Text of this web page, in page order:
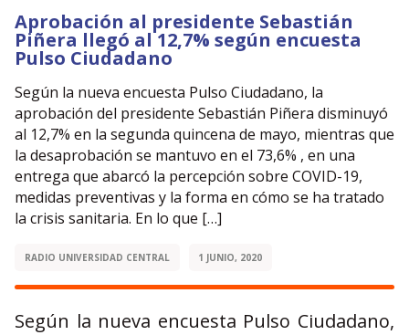
Aprobación al presidente Sebastián
Piñera llegó al 12,7% según encuesta
Pulso Ciudadano
Según la nueva encuesta Pulso Ciudadano, la
aprobación del presidente Sebastián Piñera disminuyó
al 12,7% en la segunda quincena de mayo, mientras que
la desaprobación se mantuvo en el 73,6% , en una
entrega que abarcó la percepción sobre COVID-19,
medidas preventivas y la forma en cómo se ha tratado
la crisis sanitaria. En lo que […]
RADIO UNIVERSIDAD CENTRAL 1 JUNIO, 2020
Según la nueva encuesta Pulso Ciudadano,